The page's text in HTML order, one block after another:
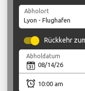
Abholort
Rückkehr
Abholdatum